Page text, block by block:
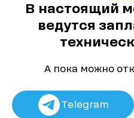
В настоящий
ведутся
А пока можно
Telegram